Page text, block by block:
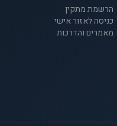
הרשמת מתקין
כניסה לאזור אישי
מאמרים והדרכות